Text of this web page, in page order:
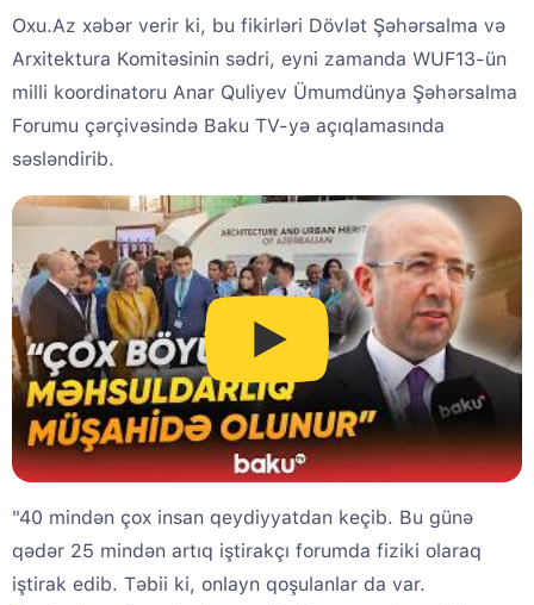
Oxu.Az xəbər verir ki, bu fikirləri Dövlət Şəhərsalma və
Arxitektura Komitəsinin sədri, eyni zamanda WUF13-ün
milli koordinatoru Anar Quliyev Ümumdünya Şəhərsalma
Forumu çərçivəsində Baku TV-yə açıqlamasında
səsləndirib.
"40 mindən çox insan qeydiyyatdan keçib. Bu günə
qədər 25 mindən artıq iştirakçı forumda fiziki olaraq
iştirak edib. Təbii ki, onlayn qoşulanlar da var.